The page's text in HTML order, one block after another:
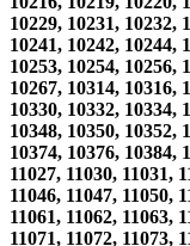
10229, 10231, 10232,
10241, 10242, 10244,
10253, 10254, 10256,
10267, 10314, 10316,
10330, 10332, 10334,
10348, 10350, 10352,
10374, 10376, 10384,
11027, 11030, 11031,
11046, 11047, 11050,
11061, 11062, 11063,
11071, 11072, 11073,